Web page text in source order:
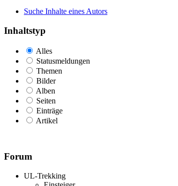
Suche Inhalte eines Autors
Inhaltstyp
Alles
Statusmeldungen
Themen
Bilder
Alben
Seiten
Einträge
Artikel
Forum
UL-Trekking